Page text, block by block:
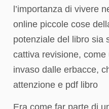
l’importanza di vivere
online piccole cose
potenziale del libro sia
cattiva revisione,
invaso dalle erbacce,
attenzione e pdf libro